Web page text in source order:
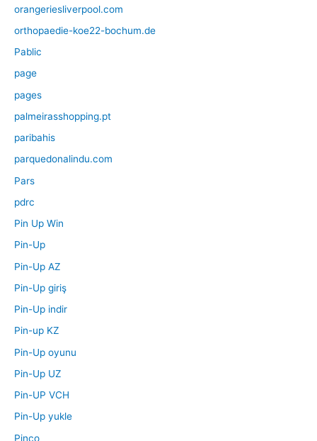
orangeriesliverpool.com
orthopaedie-koe22-bochum.de
Pablic
page
pages
palmeirasshopping.pt
paribahis
parquedonalindu.com
Pars
pdrc
Pin Up Win
Pin-Up
Pin-Up AZ
Pin-Up giriş
Pin-Up indir
Pin-up KZ
Pin-Up oyunu
Pin-Up UZ
Pin-UP VCH
Pin-Up yukle
Pinco